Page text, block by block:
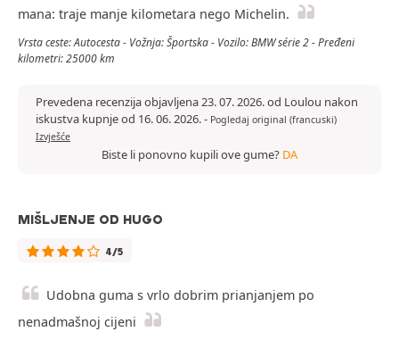
mana: traje manje kilometara nego Michelin.
Vrsta ceste: Autocesta - Vožnja: Športska - Vozilo: BMW série 2 - Pređeni
kilometri: 25000 km
Prevedena recenzija objavljena 23. 07. 2026. od Loulou nakon
iskustva kupnje od 16. 06. 2026.- Pogledaj original (francuski)
Izvješće
Biste li ponovno kupili ove gume? DA
MIŠLJENJE OD HUGO
4/5
Udobna guma s vrlo dobrim prianjanjem po
nenadmašnoj cijeni